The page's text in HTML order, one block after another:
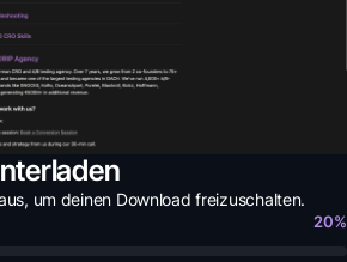
um deinen Download freizuschalten.
20%